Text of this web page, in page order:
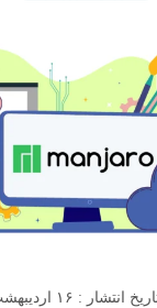
انتشار : ۱۶ اردیبهشت ۱۴۰۴